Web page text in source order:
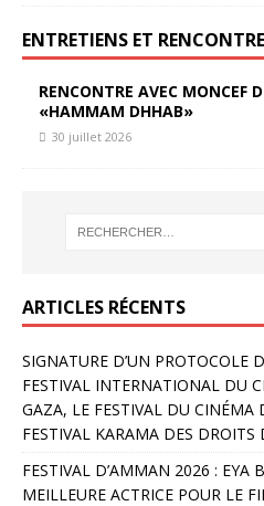
ENTRETIENS ET
RENCONTRE AVEC MONCEF
«HAMMAM DHHAB»
30 juillet 2026
ARTICLES RÉCENTS
SIGNATURE D’UN PROTOCOLE
FESTIVAL INTERNATIONAL DU
GAZA, LE FESTIVAL DU CINÉMA
FESTIVAL KARAMA DES DROITS
FESTIVAL D’AMMAN 2026 : EYA
MEILLEURE ACTRICE POUR LE